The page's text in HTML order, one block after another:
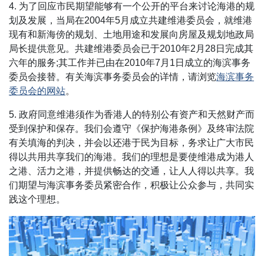
4. 为了回应市民期望能够有一个公开的平台来讨论海港的规
划及发展，当局在2004年5月成立共建维港委员会，就维港
现有和新海傍的规划、土地用途和发展向房屋及规划地政局
局长提供意见。共建维港委员会已于2010年2月28日完成其
六年的服务;其工作并已由在2010年7月1日成立的海滨事务
委员会接替。有关海滨事务委员会的详情，请浏览海滨事务
委员会的网站。
5. 政府同意维港须作为香港人的特别公有资产和天然财产而
受到保护和保存。我们会遵守《保护海港条例》及终审法院
有关填海的判决，并会以还港于民为目标，务求让广大市民
得以共用共享我们的海港。我们的理想是要使维港成为港人
之港、活力之港，并提供畅达的交通，让人人得以共享。我
们期望与海滨事务委员紧密合作，积极让公众参与，共同实
践这个理想。